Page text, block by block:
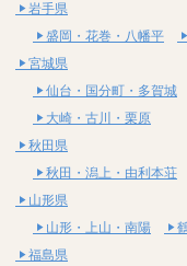
岩手県
盛岡・花巻・八幡平
宮城県
仙台・国分町・多賀城
大崎・古川・栗原
秋田県
秋田・潟上・由利本荘
山形県
山形・上山・南陽
福島県